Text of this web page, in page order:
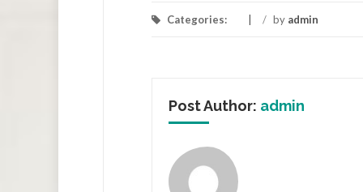
Categories: / by admin
Post Author: admin